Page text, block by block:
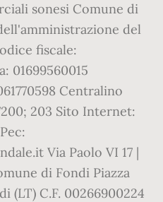
sonesi Comune di
del
fiscale:
01699560015
Centralino
203 Sito Internet:
Via Paolo VI 17 |
di Fondi Piazza
(LT) C.F. 00266900224